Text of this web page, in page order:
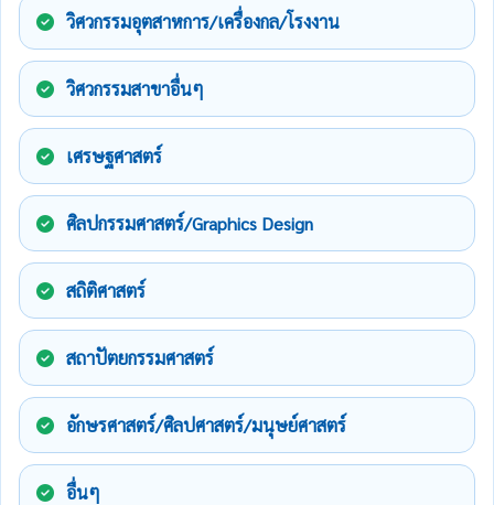
วิศวกรรมอุตสาหการ/เครื่องกล/โรงงาน
วิศวกรรมสาขาอื่นๆ
เศรษฐศาสตร์
ศิลปกรรมศาสตร์/Graphics Design
สถิติศาสตร์
สถาปัตยกรรมศาสตร์
อักษรศาสตร์/ศิลปศาสตร์/มนุษย์ศาสตร์
อื่นๆ